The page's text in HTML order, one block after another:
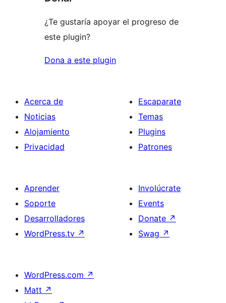
¿Te gustaría apoyar el progreso de
este plugin?
Dona a este plugin
Acerca de
Noticias
Alojamiento
Privacidad
Escaparate
Temas
Plugins
Patrones
Aprender
Soporte
Desarrolladores
WordPress.tv ↗
Involúcrate
Events
Donate ↗
Swag ↗
WordPress.com ↗
Matt ↗